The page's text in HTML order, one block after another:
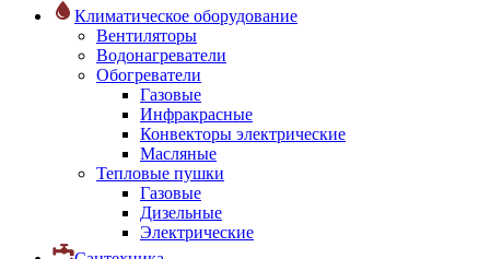
Климатическое оборудование
Вентиляторы
Водонагреватели
Обогреватели
Газовые
Инфракрасные
Конвекторы электрические
Масляные
Тепловые пушки
Газовые
Дизельные
Электрические